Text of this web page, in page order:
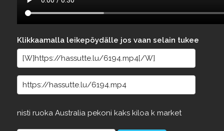
Klikkaamalla leikepöydälle jos vaan selain tukee
nisti ruoka Australia pekoni kaks kiloa k market